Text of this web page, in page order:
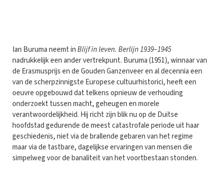
Ian Buruma neemt inBlijf in leven. Berlijn 1939–1945
nadrukkelijk een ander vertrekpunt. Buruma (1951), winnaar van
de Erasmusprijs en de Gouden Ganzenveer en al decennia een
van de scherpzinnigste Europese cultuurhistorici, heeft een
oeuvre opgebouwd dat telkens opnieuw de verhouding
onderzoekt tussen macht, geheugen en morele
verantwoordelijkheid. Hij richt zijn blik nu op de Duitse
hoofdstad gedurende de meest catastrofale periode uit haar
geschiedenis, niet via de brallende gebaren van het regime
maar via de tastbare, dagelijkse ervaringen van mensen die
simpelweg voor de banaliteit van het voortbestaan stonden.